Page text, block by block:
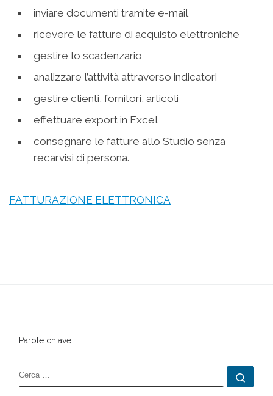
inviare documenti tramite e-mail
ricevere le fatture di acquisto elettroniche
gestire lo scadenzario
analizzare l’attività attraverso indicatori
gestire clienti, fornitori, articoli
effettuare export in Excel
consegnare le fatture allo Studio senza
recarvisi di persona.
FATTURAZIONE ELETTRONICA
Parole chiave
CERCA